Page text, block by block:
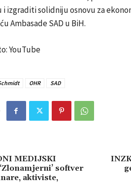
i izgraditi solidniju osnovu za
Ambasade SAD u BiH.
YouTube
OHR SAD
MEDIJSKI
softver
aktiviste,